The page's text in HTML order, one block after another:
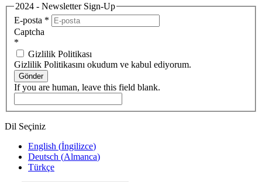
2024 - Newsletter Sign-Up
E-posta *
Captcha
*
Gizlilik Politikası
Gizlilik Politikasını okudum ve kabul ediyorum.
Gönder
If you are human, leave this field blank.
Dil Seçiniz
English (İngilizce)
Deutsch (Almanca)
Türkçe